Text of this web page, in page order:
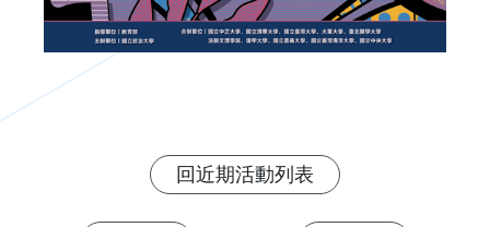
回近期活動列表